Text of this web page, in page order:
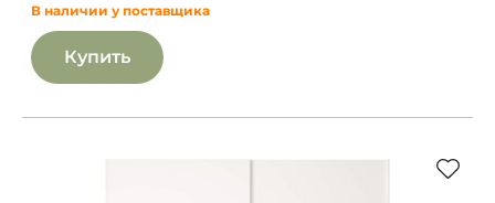
В наличии у поставщика
Купить